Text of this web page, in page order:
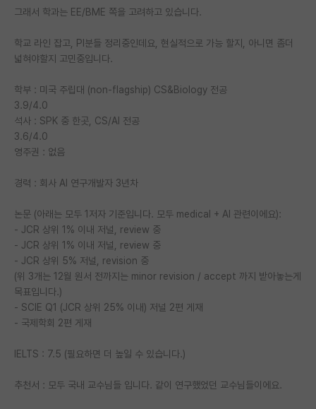
취업 게시판
임용 후기 게시판
PI 전용 게시판
인문사회 계열 게시판
특수/전문대학원 게시판
반도체/AI 게시판
장학금/장학생 게시판
홍보 게시판
커리어
유학교육
이벤트
반도체 아카데미
그래서 학과는 EE/BME 쪽을 고려하고 있습니다.
학교 라인 잡고, PI분들 정리중인데요, 현실적으로 가능 할지, 아니면 좀더
넓혀야할지 고민중입니다.
학부 : 미국 주립대 (non-flagship) CS&Biology 전공
3.9/4.0
석사 : SPK 중 한곳, CS/AI 전공
3.6/4.0
영주권 : 없음
경력 : 회사 AI 연구개발자 3년차
논문 (아래는 모두 1저자 기준입니다. 모두 medical + AI 관련이에요):
- JCR 상위 1% 이내 저널, review 중
- JCR 상위 1% 이내 저널, review 중
- JCR 상위 5% 저널, revision 중
(위 3개는 12월 원서 전까지는 minor revision / accept 까지 받아놓는게
목표입니다.)
- SCIE Q1 (JCR 상위 25% 이내) 저널 2편 게재
- 국제학회 2편 게재
IELTS : 7.5 (필요하면 더 높일 수 있습니다.)
추천서 : 모두 국내 교수님들 입니다. 같이 연구했었던 교수님들이에요.